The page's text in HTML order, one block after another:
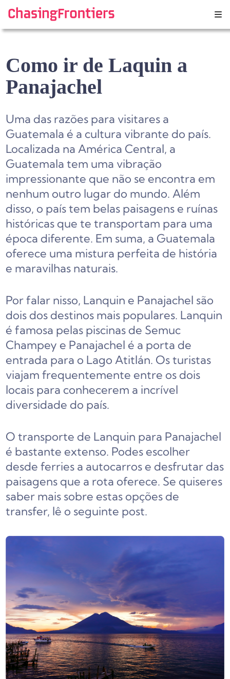
content
Como ir de Laquin a
Panajachel
Uma das razões para visitares a
Guatemala é a cultura vibrante do país.
Localizada na América Central, a
Guatemala tem uma vibração
impressionante que não se encontra em
nenhum outro lugar do mundo. Além
disso, o país tem belas paisagens e ruínas
históricas que te transportam para uma
época diferente. Em suma, a Guatemala
oferece uma mistura perfeita de história
e maravilhas naturais.
Por falar nisso, Lanquin e Panajachel são
dois dos destinos mais populares. Lanquin
é famosa pelas piscinas de Semuc
Champey e Panajachel é a porta de
entrada para o Lago Atitlán. Os turistas
viajam frequentemente entre os dois
locais para conhecerem a incrível
diversidade do país.
O transporte de Lanquin para Panajachel
é bastante extenso. Podes escolher
desde ferries a autocarros e desfrutar das
paisagens que a rota oferece. Se quiseres
saber mais sobre estas opções de
transfer, lê o seguinte post.